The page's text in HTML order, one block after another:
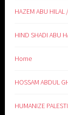
Home
HUMANIZE